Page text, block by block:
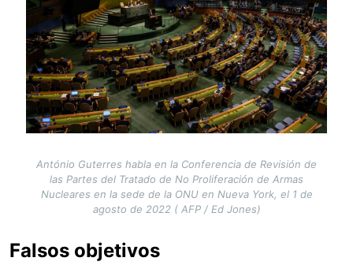
António Guterres habla en la Conferencia de Revisión de
las Partes del Tratado de No Proliferación de Armas
Nucleares en la sede de la ONU en Nueva York, el 1 de
agosto de 2022 ( AFP / Ed Jones)
Falsos objetivos